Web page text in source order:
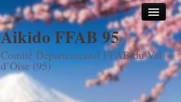
Aikido FFAB 95
Comité Départemental FFAB du Val
d’Oise (95)
Accueil
Les dojos
Stages